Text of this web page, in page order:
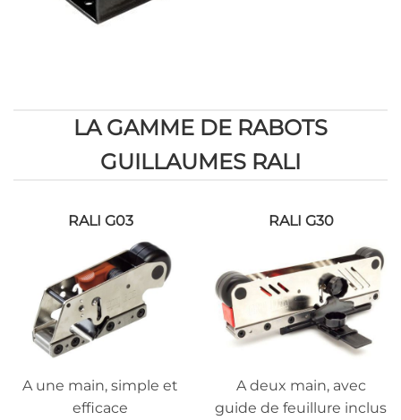
LA GAMME DE RABOTS
GUILLAUMES RALI
RALI G03
A une main, simple et
efficace
RALI G30
A deux main, avec
guide de feuillure inclus